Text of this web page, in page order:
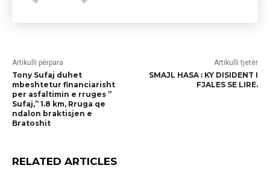
Artikulli përpara
Tony Sufaj duhet
mbeshtetur financiarisht
per asfaltimin e rruges ”
Sufaj,” 1.8 km, Rruga qe
ndalon braktisjen e
Bratoshit
Artikulli tjetër
SMAJL HASA : KY DISIDENT I
FJALES SE LIRE.
RELATED ARTICLES